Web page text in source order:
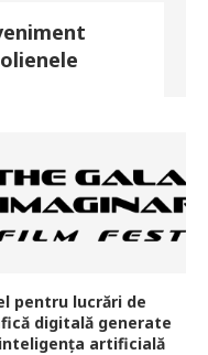
pentru lucrări de
digitală generate
artificială